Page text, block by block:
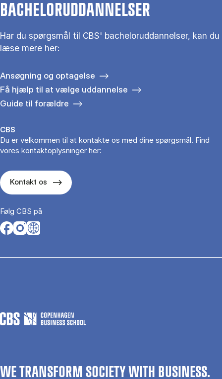
BACHELORUDDANNELSER
Har du spørgsmål til CBS' bacheloruddannelser, kan du
læse mere her:
Ansøgning og optagelse
Få hjælp til at vælge uddannelse
Guide til forældre
CBS
Du er velkommen til at kontakte os med dine spørgsmål. Find
vores kontaktoplysninger her:
Kontakt os
Følg CBS på
Opens in a new tab
Opens in a new tab
Opens in a new tab
WE TRANSFORM SOCIETY WITH BUSINESS.